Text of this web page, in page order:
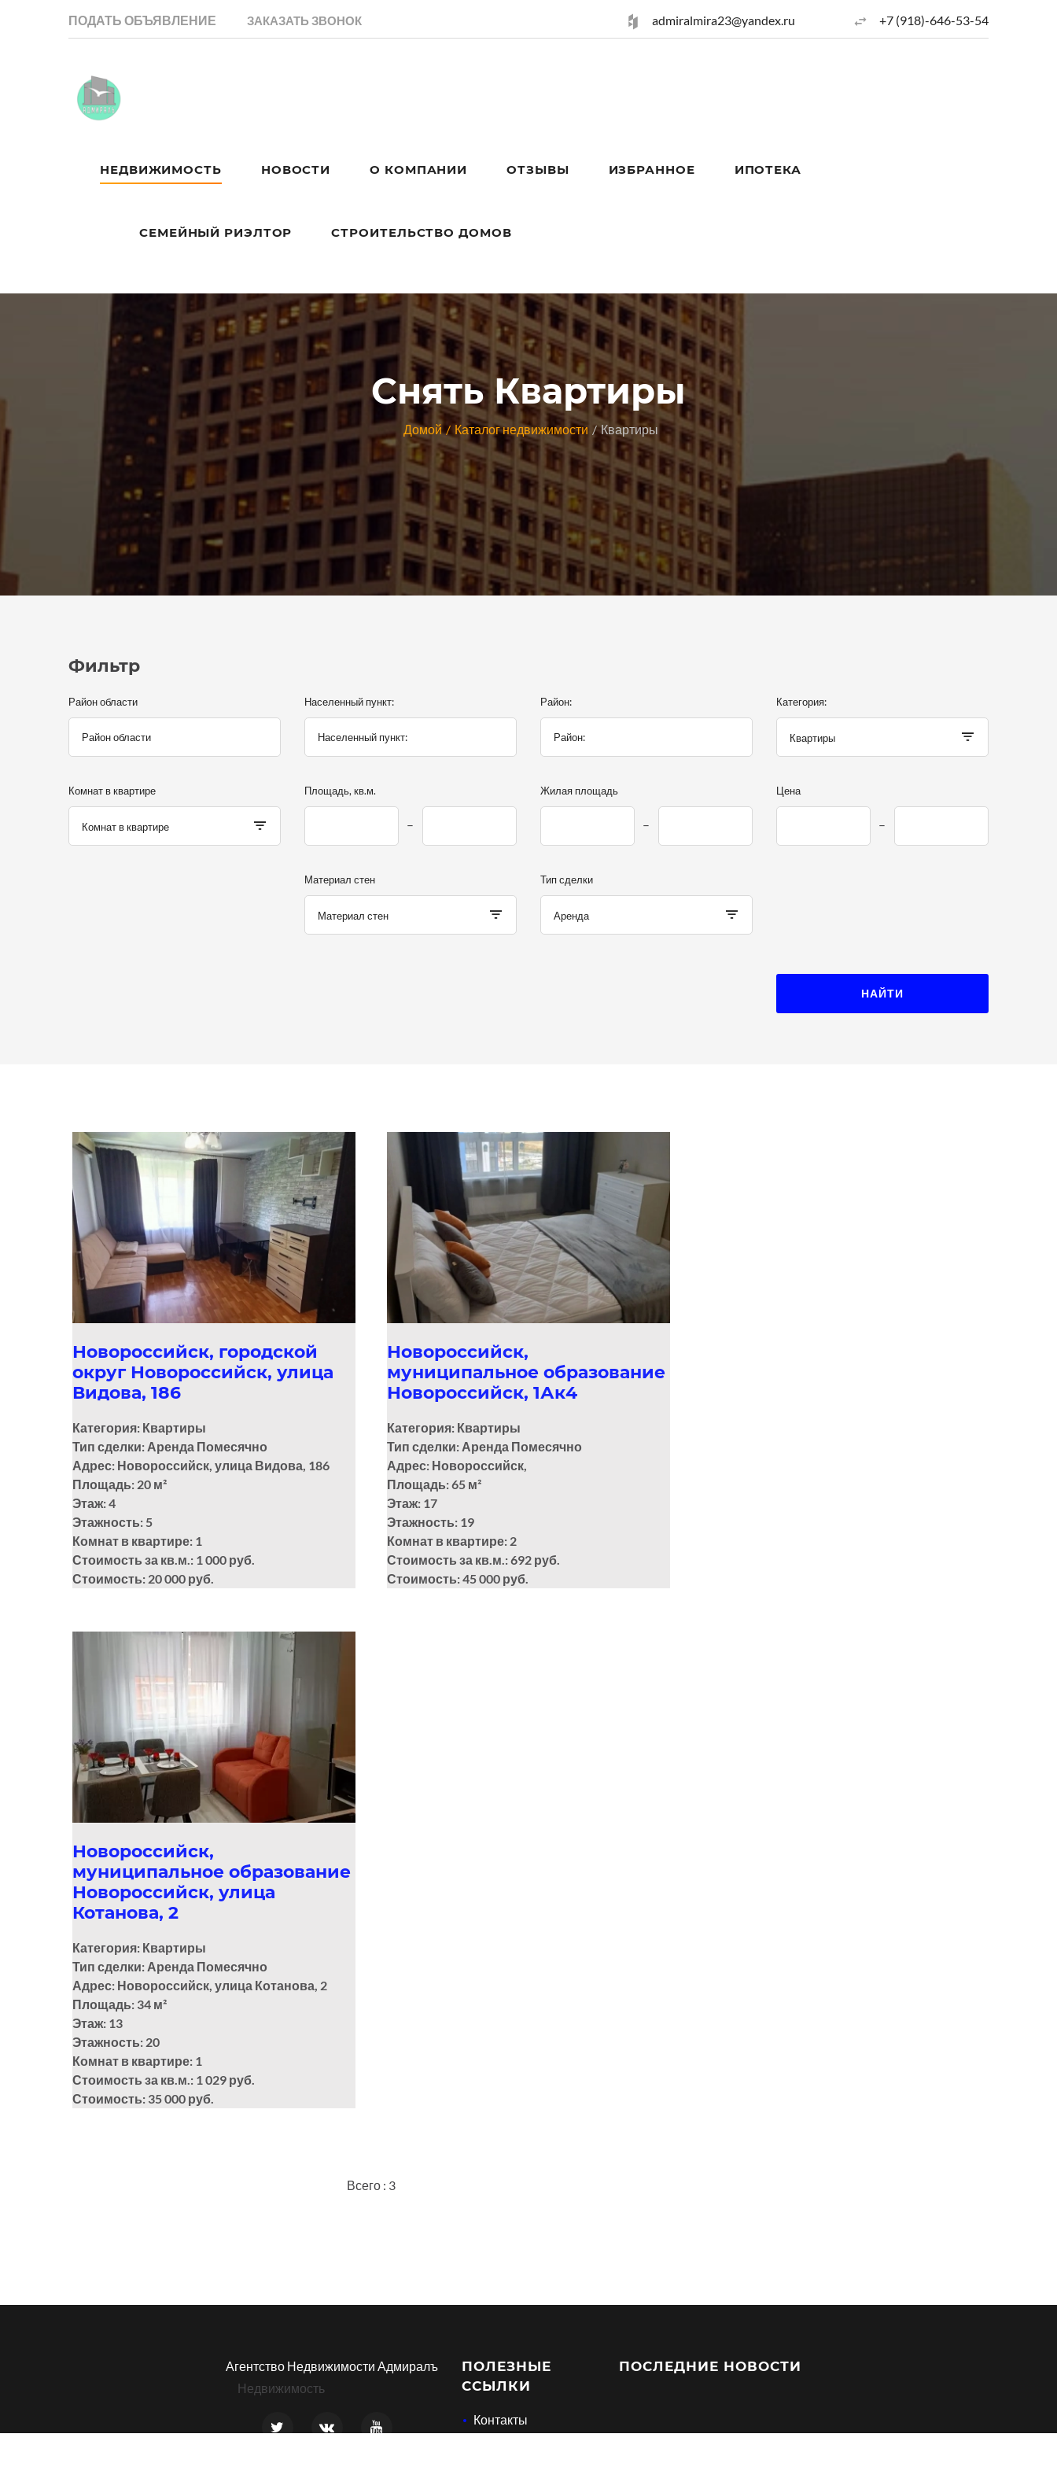
ПОДАТЬ ОБЪЯВЛЕНИЕ ЗАКАЗАТЬ ЗВОНОК admiralmira23@yandex.ru +7 (918)-646-53-54
НЕДВИЖИМОСТЬ НОВОСТИ О КОМПАНИИ ОТЗЫВЫ ИЗБРАННОЕ ИПОТЕКА
СЕМЕЙНЫЙ РИЭЛТОР СТРОИТЕЛЬСТВО ДОМОВ
Снять Квартиры
Домой Каталог недвижимости Квартиры
Фильтр
Район области Населенный пункт: Район: Категория:
Квартиры
Комнат в квартире
Комнат в квартире
Площадь, кв.м. Жилая площадь Цена
Материал стен
Материал стен
Тип сделки
Аренда
НАЙТИ
Новороссийск, городской
округ Новороссийск, улица
Видова, 186
Категория: Квартиры
Тип сделки: Аренда Помесячно
Адрес: Новороссийск, улица Видова, 186
Площадь: 20 м²
Этаж: 4
Этажность: 5
Комнат в квартире: 1
Стоимость за кв.м.: 1 000 руб.
Стоимость: 20 000 руб.
Новороссийск,
муниципальное образование
Новороссийск, 1Ак4
Категория: Квартиры
Тип сделки: Аренда Помесячно
Адрес: Новороссийск,
Площадь: 65 м²
Этаж: 17
Этажность: 19
Комнат в квартире: 2
Стоимость за кв.м.: 692 руб.
Стоимость: 45 000 руб.
Новороссийск,
муниципальное образование
Новороссийск, улица
Котанова, 2
Категория: Квартиры
Тип сделки: Аренда Помесячно
Адрес: Новороссийск, улица Котанова, 2
Площадь: 34 м²
Этаж: 13
Этажность: 20
Комнат в квартире: 1
Стоимость за кв.м.: 1 029 руб.
Стоимость: 35 000 руб.
Всего : 3
ПОСЛЕДНИЕ НОВОСТИ
ПОЛЕЗНЫЕ
ССЫЛКИ
Контакты
Агентство Недвижимости Адмиралъ
Недвижимость